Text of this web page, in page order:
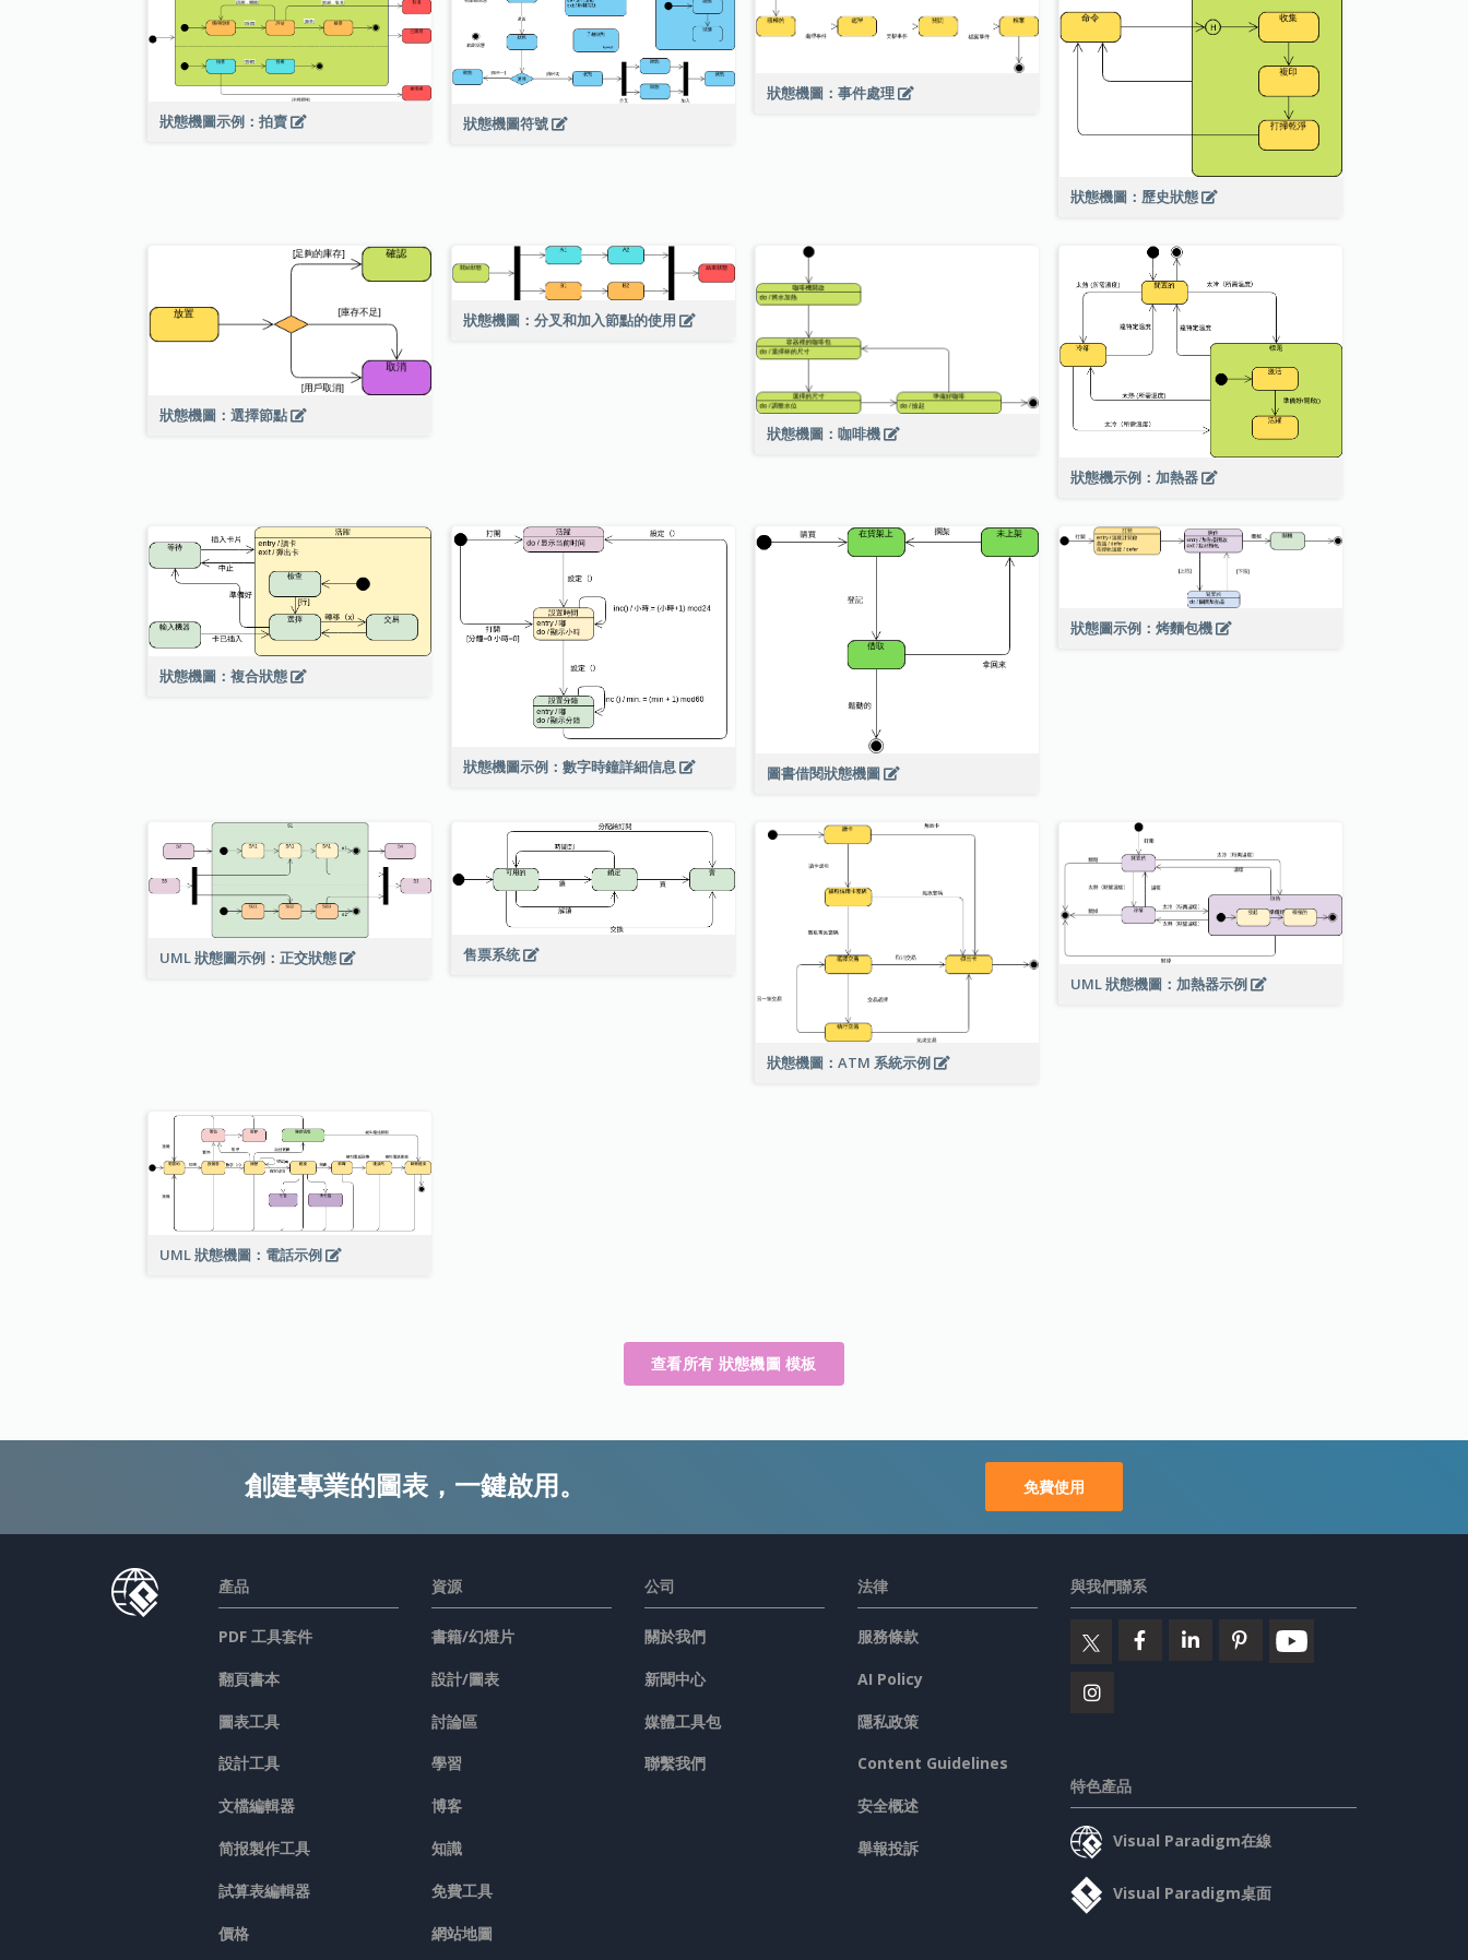
狀態機圖示例：拍賣 狀態機圖符號
狀態機圖：事件處理
狀態機圖：歷史狀態
狀態機圖：選擇節點
狀態機圖：分叉和加入節點的使用
狀態機圖：咖啡機
狀態機示例：加熱器
狀態機圖：複合狀態
狀態機圖示例：數字時鐘詳細信息 圖書借閱狀態機圖
狀態圖示例：烤麵包機
UML 狀態圖示例：正交狀態 售票系统
狀態機圖：ATM 系統示例
UML 狀態機圖：加熱器示例
UML 狀態機圖：電話示例
查看所有 狀態機圖 模板
創建專業的圖表，一鍵啟用。 免費使用
產品
PDF 工具套件
翻頁書本
圖表工具
設計工具
文檔編輯器
简报製作工具
試算表編輯器
價格
資源
書籍/幻燈片
設計/圖表
討論區
學習
博客
知識
免費工具
網站地圖
公司
關於我們
新聞中心
媒體工具包
聯繫我們
法律
服務條款
AI Policy
隱私政策
Content Guidelines
安全概述
舉報投訴
與我們聯系
特色產品
Visual Paradigm在線
Visual Paradigm桌面